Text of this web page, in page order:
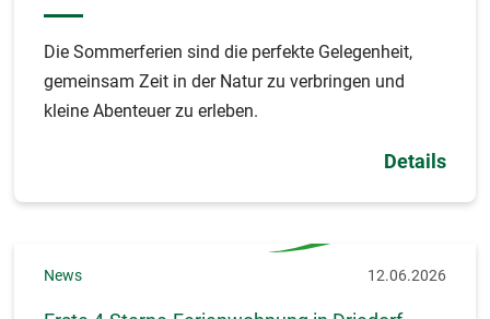
Die Sommerferien sind die perfekte Gelegenheit,
gemeinsam Zeit in der Natur zu verbringen und
kleine Abenteuer zu erleben.
Details
News 12.06.2026